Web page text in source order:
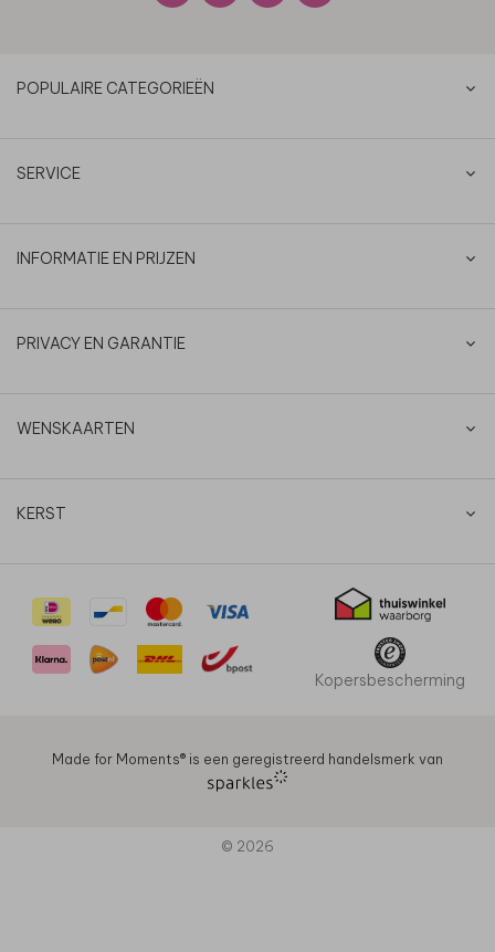
POPULAIRE CATEGORIEËN
SERVICE
INFORMATIE EN PRIJZEN
PRIVACY EN GARANTIE
WENSKAARTEN
KERST
Kopersbescherming
Made for Moments®️ is een geregistreerd handelsmerk van
© 2026